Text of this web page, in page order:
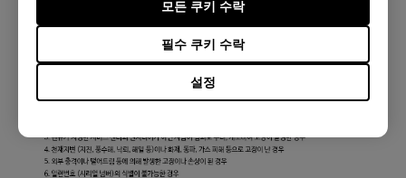
설정
필수 쿠키 수락
모든 쿠키 수락